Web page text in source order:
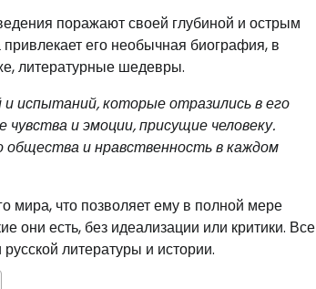
поражают своей глубиной и острым
его необычная биография, в
литературные шедевры.
испытаний, которые отразились в его
и эмоции, присущие человеку.
и нравственность в каждом
мира, что позволяет ему в полной мере
они есть, без идеализации или критики. Все
литературы и истории.